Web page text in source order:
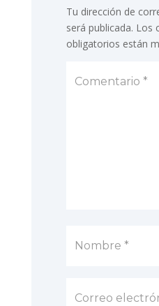
Tu dirección de
será publicada. Los
obligatorios están